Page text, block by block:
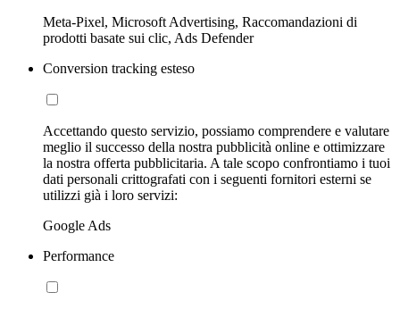
Meta-Pixel, Microsoft Advertising, Raccomandazioni di
prodotti basate sui clic, Ads Defender
Conversion tracking esteso
Accettando questo servizio, possiamo comprendere e valutare
meglio il successo della nostra pubblicità online e ottimizzare
la nostra offerta pubblicitaria. A tale scopo confrontiamo i tuoi
dati personali crittografati con i seguenti fornitori esterni se
utilizzi già i loro servizi:
Google Ads
Performance